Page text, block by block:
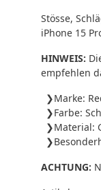
Stösse,
iPhone 15
HINWEIS:
empfehlen
Marke:
Farbe:
Material:
ACHTUNG: